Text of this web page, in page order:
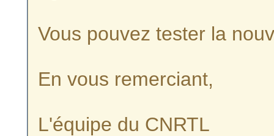
Vous pouvez tester la
En vous remerciant,
L'équipe du CNRTL